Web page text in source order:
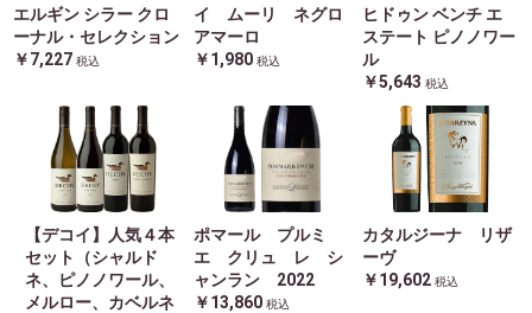
エルギン シラー クロ
ーナル・セレクション
￥7,227 税込
イ ムーリ ネグロ
アマーロ
￥1,980 税込
ヒドゥン ベンチ エ
ステート ピノノワー
ル
￥5,643 税込
【デコイ】人気４本
セット（シャルド
ネ、ピノノワール、
メルロー、カベルネ
ポマール プルミ
エ クリュ レ シ
ャンラン 2022
￥13,860 税込
カタルジーナ リザ
ーヴ
￥19,602 税込